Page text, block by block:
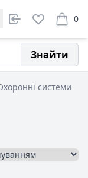
0
items
Знайти
системи